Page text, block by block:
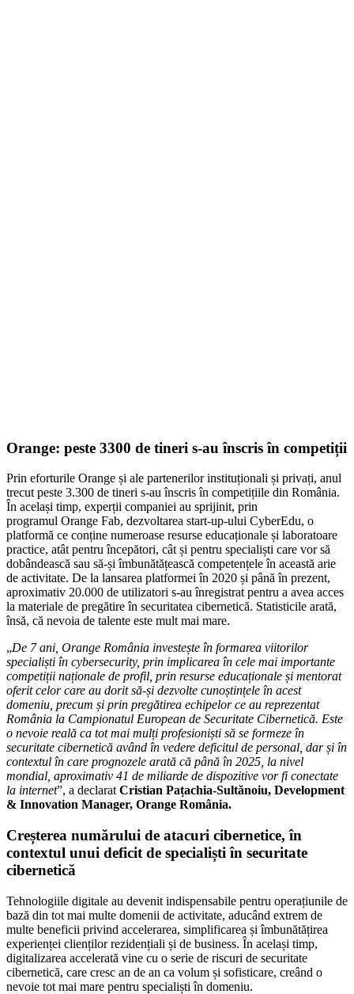
Orange: peste 3300 de tineri s-au înscris în competiții
Prin eforturile Orange și ale partenerilor instituționali și privați, anul
trecut peste 3.300 de tineri s-au înscris în competițiile din România.
În același timp, experții companiei au sprijinit, prin
programul Orange Fab, dezvoltarea start-up-ului CyberEdu, o
platformă ce conține numeroase resurse educaționale și laboratoare
practice, atât pentru începători, cât și pentru specialiști care vor să
dobândească sau să-și îmbunătățească competențele în această arie
de activitate. De la lansarea platformei în 2020 și până în prezent,
aproximativ 20.000 de utilizatori s-au înregistrat pentru a avea acces
la materiale de pregătire în securitatea cibernetică. Statisticile arată,
însă, că nevoia de talente este mult mai mare.
„De 7 ani, Orange România investește în formarea viitorilor
specialiști în cybersecurity, prin implicarea în cele mai importante
competiții naționale de profil, prin resurse educaționale și mentorat
oferit celor care au dorit să-și dezvolte cunoștințele în acest
domeniu, precum și prin pregătirea echipelor ce au reprezentat
România la Campionatul European de Securitate Cibernetică. Este
o nevoie reală ca tot mai mulți profesioniști să se formeze în
securitate cibernetică având în vedere deficitul de personal, dar și în
contextul în care prognozele arată că până în 2025, la nivel
mondial, aproximativ 41 de miliarde de dispozitive vor fi conectate
la internet”, a declarat Cristian Pațachia-Sultănoiu, Development
& Innovation Manager, Orange România.
Creșterea numărului de atacuri cibernetice, în
contextul unui deficit de specialiști în securitate
cibernetică
Tehnologiile digitale au devenit indispensabile pentru operațiunile de
bază din tot mai multe domenii de activitate, aducând extrem de
multe beneficii privind accelerarea, simplificarea și îmbunătățirea
experienței clienților rezidențiali și de business. În același timp,
digitalizarea accelerată vine cu o serie de riscuri de securitate
cibernetică, care cresc an de an ca volum și sofisticare, creând o
nevoie tot mai mare pentru specialiști în domeniu.